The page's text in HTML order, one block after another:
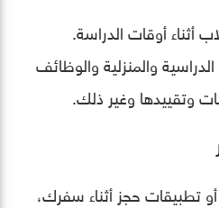
أثناء أوقات الدراسة.
والمنزلية والوظائف
وتقييدها وغير ذلك.
تطبيقات حجز أثناء سفرك،